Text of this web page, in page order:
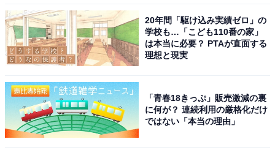
20年間「駆け込み実績ゼロ」の
学校も…「こども110番の家」
は本当に必要？ PTAが直面する
理想と現実
「青春18きっぷ」販売激減の裏
に何が？ 連続利用の厳格化だけ
ではない「本当の理由」